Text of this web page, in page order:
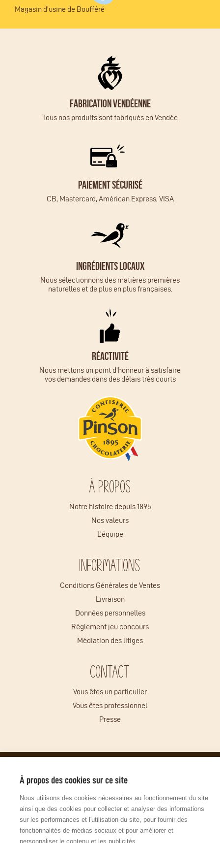
Magasin d'usine de Boufféré
Fabrication vendéenne
Tous nos produits sont fabriqués en Vendée
Paiement sécurisé
CB, Mastercard, Américan Express, VISA
Ingrédients locaux
Nous sélectionnons des matières premières
naturelles et de plus en plus françaises.
Réactivité
Nous mettons un point d’honneur à satisfaire
vos demandes dans des délais très courts
À propos
Notre histoire depuis 1895
Nos valeurs
L’équipe
Informations
Conditions Générales de Ventes
Livraison
Données personnelles
Règlement jeu concours
Médiation des litiges
Contact
Vous êtes un particulier
Vous êtes professionnel
Presse
Site réalisé par l'agence digitale John Doe & Fils
À propos des cookies sur ce site
Nous utilisons des cookies nécessaires au fonctionnement du site
ainsi que des cookies pour collecter et analyser des informations
sur les performances et l'utilisation du site, pour fournir des
fonctionnalités de médias sociaux et pour améliorer et
personnaliser le contenu et les publicités.